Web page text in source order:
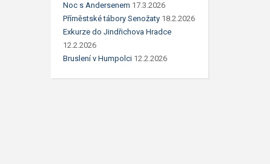
Noc s Andersenem 17.3.2026
Příměstské tábory Senožaty 18.2.2026
Exkurze do Jindřichova Hradce
12.2.2026
Bruslení v Humpolci 12.2.2026